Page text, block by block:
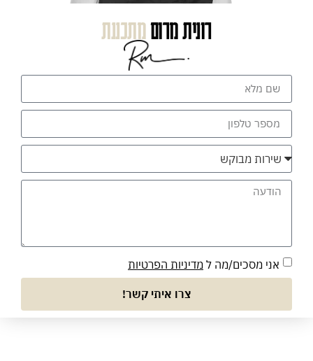
רונית מרוםמתכננת
אני מסכים/מה ל מדיניות הפרטיות
צרו איתי קשר!